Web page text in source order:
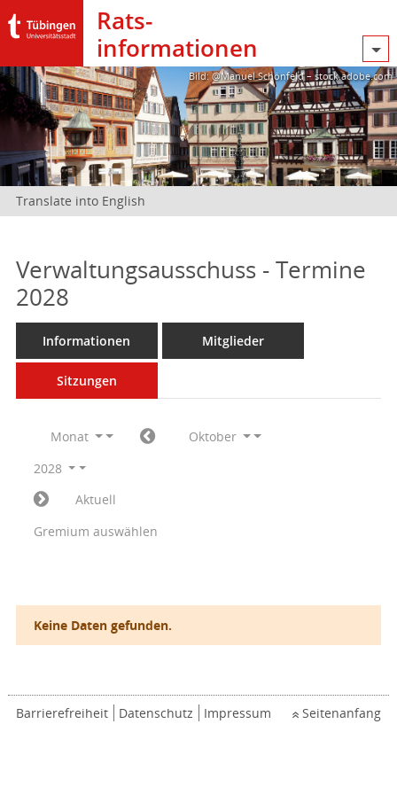
Rats­
informationen
Bild: @Manuel Schönfeld – stock.adobe.com
Translate into English
Verwaltungsausschuss - Termine
2028
Informationen Mitglieder
Sitzungen
Monat
Oktober
2028
Aktuell
Gremium auswählen
Keine Daten gefunden.
Barrierefreiheit Datenschutz Impressum Seitenanfang